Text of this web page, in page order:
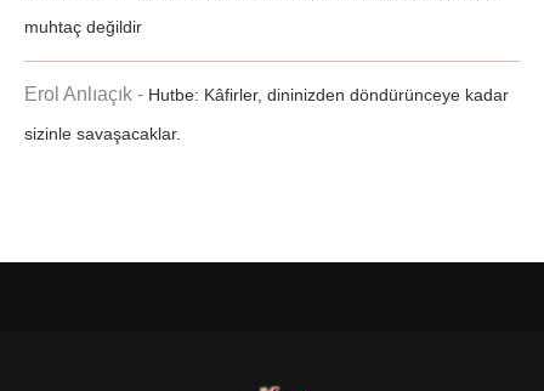
muhtaç değildir
Erol Anlıaçık - Hutbe: Kâfirler, dininizden döndürünceye kadar
sizinle savaşacaklar.